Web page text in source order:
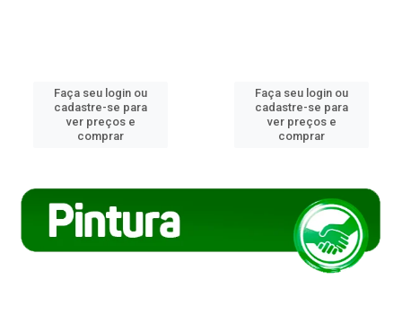
Faça seu login ou
cadastre-se para
ver preços e
comprar
Faça seu login ou
cadastre-se para
ver preços e
comprar